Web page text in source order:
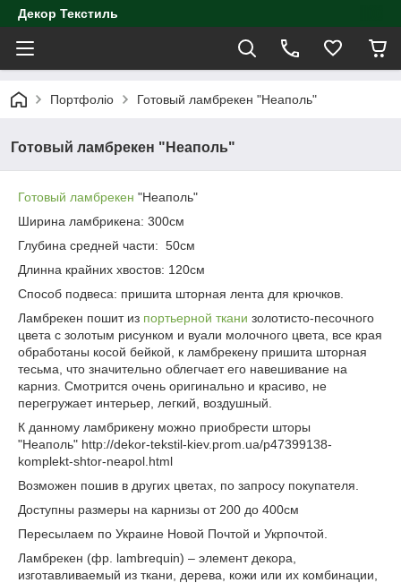
Декор Текстиль
Портфоліо Готовый ламбрекен "Неаполь"
Готовый ламбрекен "Неаполь"
Готовый ламбрекен "Неаполь"
Ширина ламбрикена: 300см
Глубина средней части: 50см
Длинна крайних хвостов: 120см
Способ подвеса: пришита шторная лента для крючков.
Ламбрекен пошит из портьерной ткани золотисто-песочного
цвета с золотым рисунком и вуали молочного цвета, все края
обработаны косой бейкой, к ламбрекену пришита шторная
тесьма, что значительно облегчает его навешивание на
карниз. Смотрится очень оригинально и красиво, не
перегружает интерьер, легкий, воздушный.
К данному ламбрикену можно приобрести шторы
"Неаполь" http://dekor-tekstil-kiev.prom.ua/p47399138-
komplekt-shtor-neapol.html
Возможен пошив в других цветах, по запросу покупателя.
Доступны размеры на карнизы от 200 до 400см
Пересылаем по Украине Новой Почтой и Укрпочтой.
Ламбрекен (фр. lambrequin) – элемент декора,
изготавливаемый из ткани, дерева, кожи или их комбинации,